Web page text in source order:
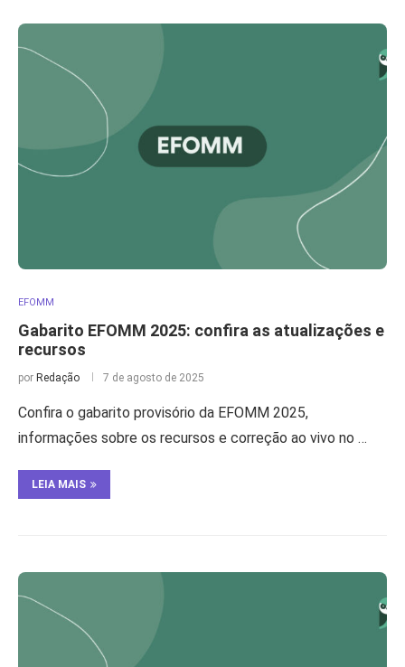
EFOMM
Gabarito EFOMM 2025: confira as atualizações e
recursos
por Redação 7 de agosto de 2025
Confira o gabarito provisório da EFOMM 2025,
informações sobre os recursos e correção ao vivo no …
LEIA MAIS